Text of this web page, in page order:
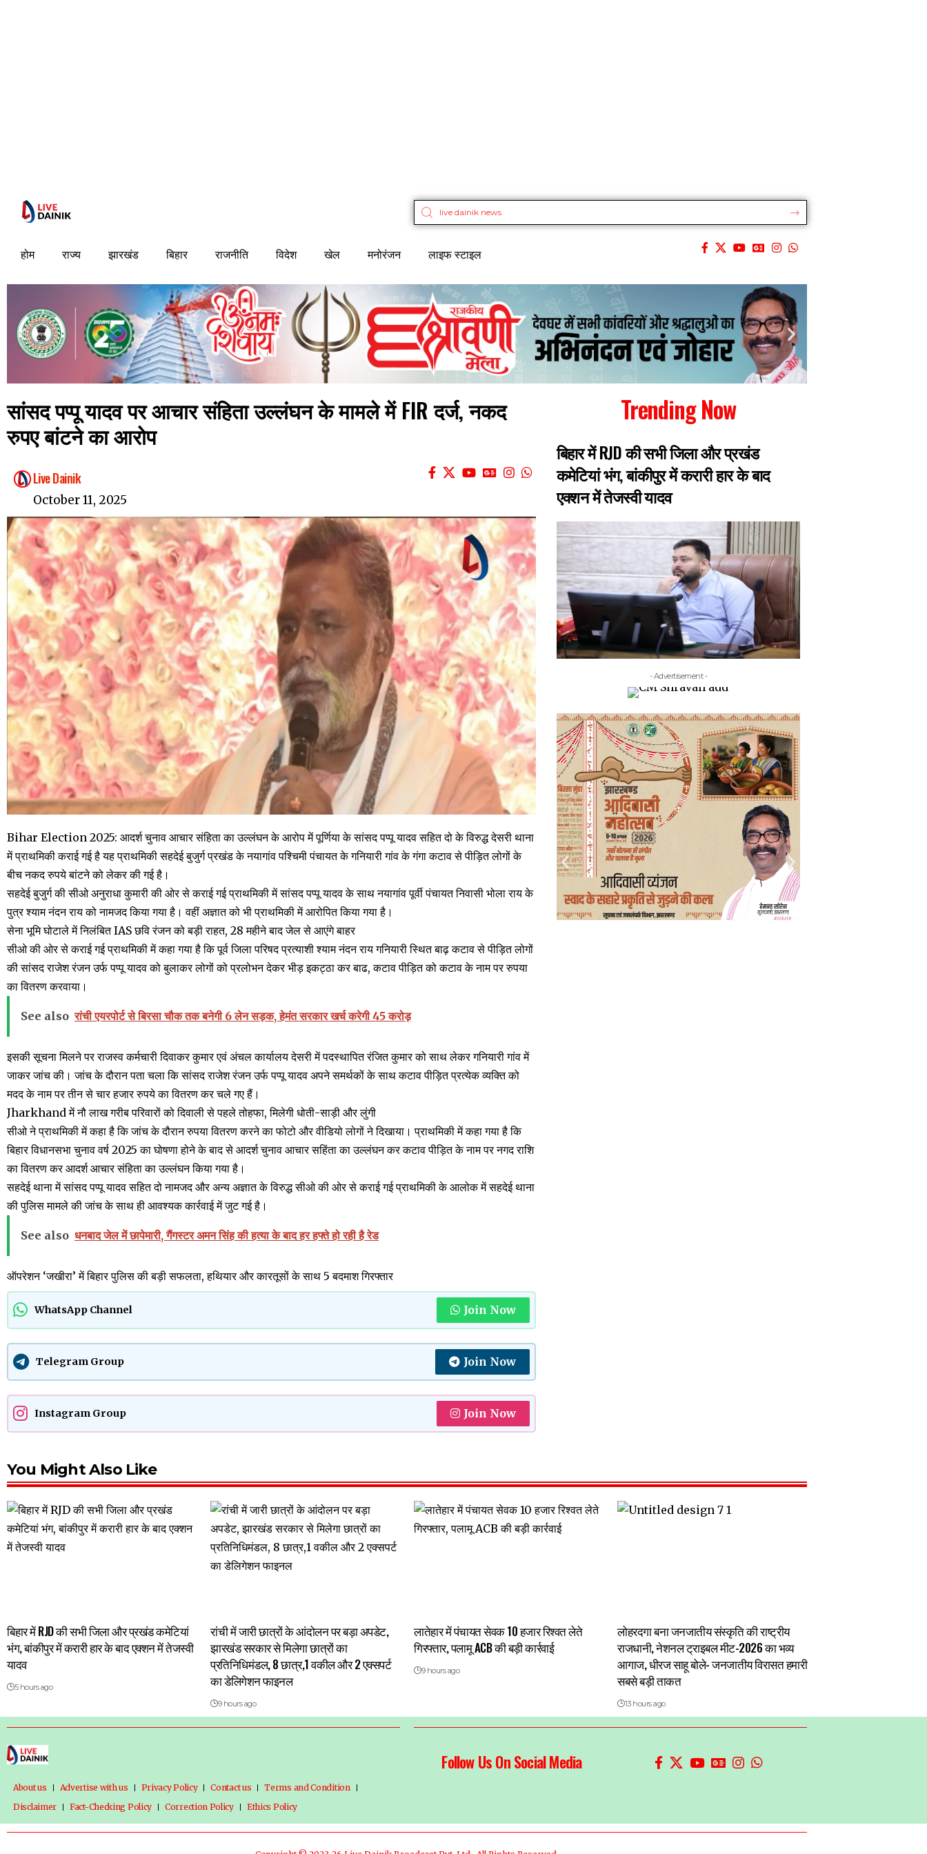
होम राज्य झारखंड बिहार राजनीति विदेश खेल मनोरंजन लाइफ स्टाइल
सांसद पप्पू यादव पर आचार संहिता उल्लंघन के मामले में FIR दर्ज, नकद
रुपए बांटने का आरोप
Live Dainik
October 11, 2025
Bihar Election 2025: आदर्श चुनाव आचार संहिता का उल्लंघन के आरोप में पूर्णिया के सांसद पप्पू यादव सहित दो के विरुद्ध देसरी थाना
में प्राथमिकी कराई गई है यह प्राथमिकी सहदेई बुजुर्ग प्रखंड के नयागांव पश्चिमी पंचायत के गनियारी गांव के गंगा कटाव से पीड़ित लोगों के
बीच नकद रुपये बांटने को लेकर की गई है।
सहदेई बुजुर्ग की सीओ अनुराधा कुमारी की ओर से कराई गई प्राथमिकी में सांसद पप्पू यादव के साथ नयागांव पूर्वी पंचायत निवासी भोला राय के
पुत्र श्याम नंदन राय को नामजद किया गया है। वहीं अज्ञात को भी प्राथमिकी में आरोपित किया गया है।
सेना भूमि घोटाले में निलंबित IAS छवि रंजन को बड़ी राहत, 28 महीने बाद जेल से आएंगे बाहर
सीओ की ओर से कराई गई प्राथमिकी में कहा गया है कि पूर्व जिला परिषद प्रत्याशी श्याम नंदन राय गनियारी स्थित बाढ़ कटाव से पीड़ित लोगों
की सांसद राजेश रंजन उर्फ पप्पू यादव को बुलाकर लोगों को प्रलोभन देकर भीड़ इकट्ठा कर बाढ, कटाव पीड़ित को कटाव के नाम पर रुपया
का वितरण करवाया।
See also रांची एयरपोर्ट से बिरसा चौक तक बनेगी 6 लेन सड़क, हेमंत सरकार खर्च करेगी 45 करोड़
इसकी सूचना मिलने पर राजस्व कर्मचारी दिवाकर कुमार एवं अंचल कार्यालय देसरी में पदस्थापित रंजित कुमार को साथ लेकर गनियारी गांव में
जाकर जांच की। जांच के दौरान पता चला कि सांसद राजेश रंजन उर्फ पप्पू यादव अपने समर्थकों के साथ कटाव पीड़ित प्रत्येक व्यक्ति को
मदद के नाम पर तीन से चार हजार रुपये का वितरण कर चले गए हैं।
Jharkhand में नौ लाख गरीब परिवारों को दिवाली से पहले तोहफा, मिलेगी धोती-साड़ी और लुंगी
सीओ ने प्राथमिकी में कहा है कि जांच के दौरान रुपया वितरण करने का फोटो और वीडियो लोगों ने दिखाया। प्राथमिकी में कहा गया है कि
बिहार विधानसभा चुनाव वर्ष 2025 का घोषणा होने के बाद से आदर्श चुनाव आचार सहिंता का उल्लंघन कर कटाव पीड़ित के नाम पर नगद राशि
का वितरण कर आदर्श आचार संहिता का उल्लंघन किया गया है।
सहदेई थाना में सांसद पप्पू यादव सहित दो नामजद और अन्य अज्ञात के विरुद्ध सीओ की ओर से कराई गई प्राथमिकी के आलोक में सहदेई थाना
की पुलिस मामले की जांच के साथ ही आवश्यक कार्रवाई में जुट गई है।
See also धनबाद जेल में छापेमारी, गैंगस्टर अमन सिंह की हत्या के बाद हर हफ्ते हो रही है रेड
ऑपरेशन ‘जखीरा’ में बिहार पुलिस की बड़ी सफलता, हथियार और कारतूसों के साथ 5 बदमाश गिरफ्तार
WhatsApp Channel Join Now
Telegram Group Join Now
Instagram Group Join Now
Trending Now
बिहार में RJD की सभी जिला और प्रखंड
कमेटियां भंग, बांकीपुर में करारी हार के बाद
एक्शन में तेजस्वी यादव
- Advertisement -
You Might Also Like
बिहार में RJD की सभी जिला और प्रखंड कमेटियां
भंग, बांकीपुर में करारी हार के बाद एक्शन में तेजस्वी
यादव
5 hours ago
रांची में जारी छात्रों के आंदोलन पर बड़ा अपडेट,
झारखंड सरकार से मिलेगा छात्रों का
प्रतिनिधिमंडल, 8 छात्र,1 वकील और 2 एक्सपर्ट
का डेलिगेशन फाइनल
9 hours ago
लातेहार में पंचायत सेवक 10 हजार रिश्वत लेते
गिरफ्तार, पलामू ACB की बड़ी कार्रवाई
9 hours ago
लोहरदगा बना जनजातीय संस्कृति की राष्ट्रीय
राजधानी, नेशनल ट्राइबल मीट-2026 का भव्य
आगाज, धीरज साहू बोले- जनजातीय विरासत हमारी
सबसे बड़ी ताकत
13 hours ago
About us Advertise with us Privacy Policy Contact us
Terms and Condition
Disclaimer
Fact-Checking Policy Correction Policy Ethics Policy
Follow Us On Social Media